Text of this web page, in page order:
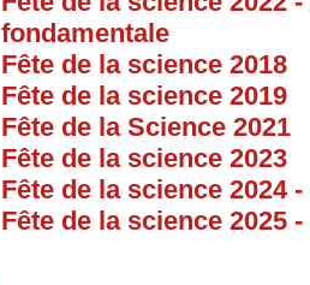
fondamentale
Fête de la science 2018
Fête de la science 2019
Fête de la Science 2021
Fête de la science 2023
Fête de la science 2024
Fête de la science 2025